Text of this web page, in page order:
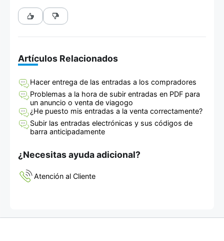
Artículos Relacionados
Hacer entrega de las entradas a los compradores
Problemas a la hora de subir entradas en PDF para
un anuncio o venta de viagogo
¿He puesto mis entradas a la venta correctamente?
Subir las entradas electrónicas y sus códigos de
barra anticipadamente
¿Necesitas ayuda adicional?
Atención al Cliente